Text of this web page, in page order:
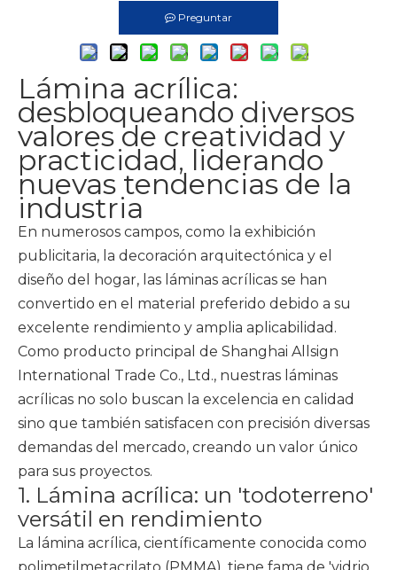
Preguntar
Lámina acrílica:
desbloqueando diversos
valores de creatividad y
practicidad, liderando
nuevas tendencias de la
industria
En numerosos campos, como la exhibición
publicitaria, la decoración arquitectónica y el
diseño del hogar, las láminas acrílicas se han
convertido en el material preferido debido a su
excelente rendimiento y amplia aplicabilidad.
Como producto principal de Shanghai Allsign
International Trade Co., Ltd., nuestras láminas
acrílicas no solo buscan la excelencia en calidad
sino que también satisfacen con precisión diversas
demandas del mercado, creando un valor único
para sus proyectos.
1. Lámina acrílica: un 'todoterreno'
versátil en rendimiento
La lámina acrílica, científicamente conocida como